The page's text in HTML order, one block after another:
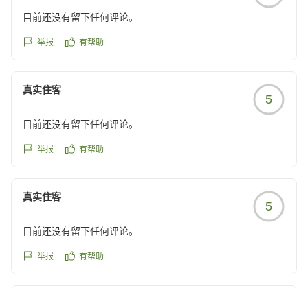
目前还没有留下任何评论。
举报 有帮助
真实住客
5
目前还没有留下任何评论。
举报 有帮助
真实住客
5
目前还没有留下任何评论。
举报 有帮助